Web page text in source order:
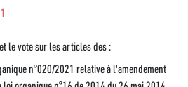
le vote sur les articles des :
n°020/2021 relative à l'amendement